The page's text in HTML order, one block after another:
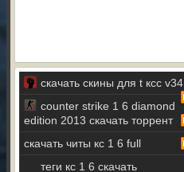
скачать скины для t ксс v34
counter strike 1 6 diamond
edition 2013 скачать торрент
скачать читы кс 1 6 full
теги кс 1 6 скачать